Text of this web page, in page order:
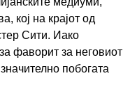
кој на крајот од
Сити. Иако
фаворит за неговиот
побогата